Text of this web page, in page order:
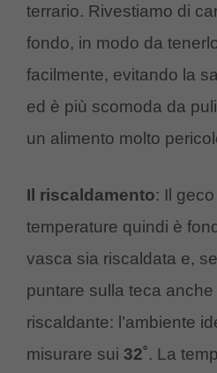
terrario. Rivestiamo di
fondo, in modo da
facilmente, evitando la
ed è più scomoda da
un alimento molto
Il riscaldamento: Il
temperature quindi è
vasca sia riscaldata e,
puntare sulla teca
riscaldante: l’ambiente
misurare sui 32˚. La